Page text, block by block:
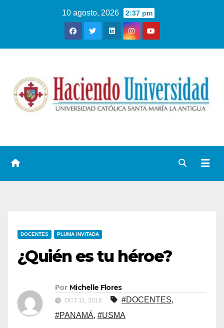
10 agosto, 2026 2:37 pm
DOCENTES PLUMA INVITADA
¿Quién es tu héroe?
Por Michelle Flores
OCT 11, 2016 #DOCENTES,
#PANAMÁ, #USMA